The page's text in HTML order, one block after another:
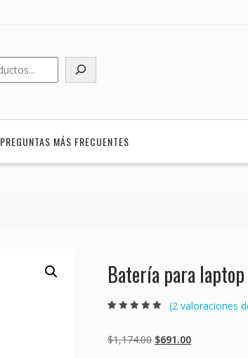
PREGUNTAS MÁS FRECUENTES
Batería para laptop
basado en
puntuaciones
(2 valoraciones
$1,174.00 Original
$691.00Current